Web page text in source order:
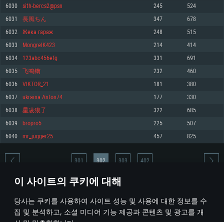
이 사이트의 쿠키에 대해
당사는 쿠키를 사용하여 사이트 성능 및 사용에 대한 정보를 수
집 및 분석하고, 소셜 미디어 기능 제공과 콘텐츠 및 광고를 개
메모리: 4GB
그래픽 카드: DirectX 11 이상을 지원하는 AMD Radeon 77XX / NVIDIA
GeForce GT 660. 최소 사양 해상도: 720p
네트워크: 브로드밴드 인터넷
여유 저장 공간: 22.1 GB (최소 클라이언트)
권장 사양
570 혹은 그 이상
여유 저장 공간: 62.2 GB (전체 클라이언트)
메모리: 6 GB
그래픽 카드: Metal 을 지원하는 Intel Iris Pro 5200 (Mac), 혹은 이와 비슷한 성
능을 가지는 Mac 버전의 AMD/Nvidia. 최소 해상도: 720p
네트워크: 브로드밴드 인터넷
여유 저장 공간: 22.1 GB (최소 클라이언트)
권장 사양
네트워크: 브로드밴드 인터넷
여유 저장 공간: 62.2 GB (전체 클라이언트)
메모리: 4 GB
그래픽 카드: Vulkan 을 지원하고, 최신 그래픽 드라이버를 지원하는 NVIDIA
660 (6개월 미만) 혹은 그와 동급의 성능을 가지며 최신 그래픽 드라이버를 지
원하는 AMD (6개월 미만; 최소사양 지원 해상도 720p)
네트워크: 브로드밴드 인터넷
여유 저장 공간: 22.1 GB (최소 클라이언트)
권장 사양
운영체제: Ubuntu 20.04 64bit
프로세서: Intel Core i7
메모리: 16 GB
그래픽 카드: Vulkan 을 지원하고, 최신 그래픽 드라이버를 지원하는 NVIDIA
1060 (6개월 미만) 혹은 그와 동급의 성능을 가지며 최신 그래픽 드라이버를
지원하는 AMD RX 570 (6개월 미만; 최소사양 지원 해상도 720p) 이상
여유 저장 공간: 62.2 GB (전체 클라이언트)
6030 sith-bercs2@psn 245 524
6031 長風ちん 347 678
6032 Жека гараж 248 515
6033 MongrelK423 214 414
6034 123abc456efg 331 691
6035 飞鸣镝 232 460
6036 VIKTOR_21 181 380
6037 ukraina Anton74 177 330
6038 星凌狼子 322 685
6039 bropro5 225 507
6040 mr_jugger25 457 825
* 순위표는 매일 1회 갱신됩니다
301 302 303 402